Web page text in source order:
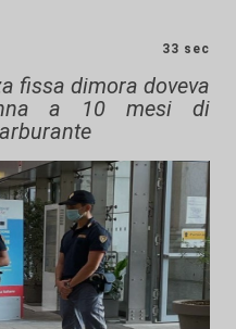
33 sec
fissa dimora doveva
a 10 mesi di